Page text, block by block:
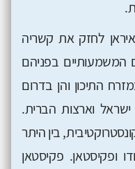
לחזק את קשריה
המשמעותיים בפניהם
התיכון והן בדרום
וארצות הברית.
בין היתר
ופקיסטאן. פקיסטאן